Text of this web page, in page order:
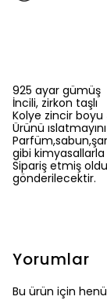
925 ayar gümüş
İncili, zirkon taşlı
Kolye zincir
Ürünü
gibi
Sipariş etmiş
gönderilecektir.
Yorumlar
Bu ürün için